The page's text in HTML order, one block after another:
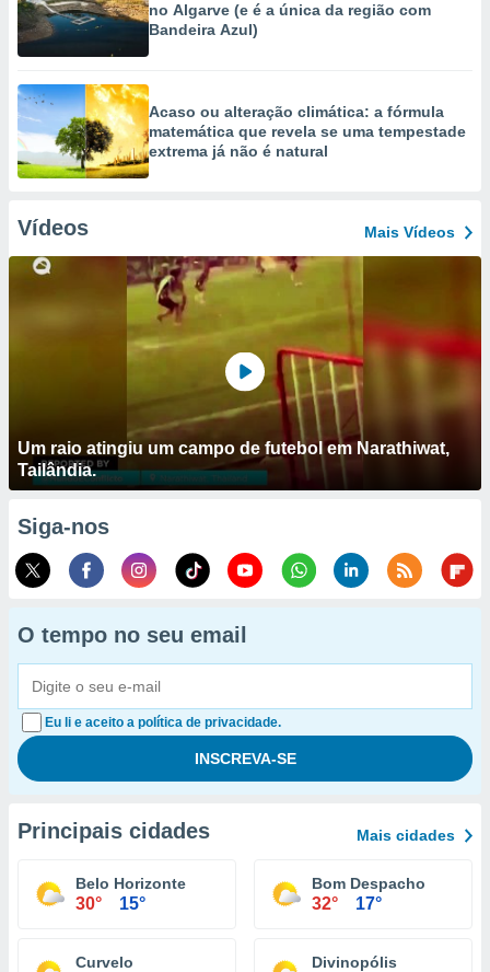
no Algarve (e é a única da região com
Bandeira Azul)
Acaso ou alteração climática: a fórmula
matemática que revela se uma tempestade
extrema já não é natural
Vídeos Mais Vídeos
Um raio atingiu um campo de futebol em Narathiwat,
Tailândia.
Siga-nos
O tempo no seu email
Eu li e aceito a política de privacidade.
Principais cidades Mais cidades
Belo Horizonte
30° 15°
Bom Despacho
32° 17°
Curvelo Divinopólis